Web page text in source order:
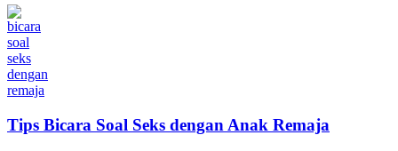
Tips Bicara Soal Seks dengan Anak Remaja